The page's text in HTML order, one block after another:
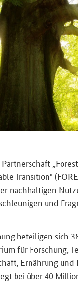
„
Transition"
nach­hal­ti­gen
und
be­tei­li­gen sich
für For­schung,
Er­näh­rung
bei über 40